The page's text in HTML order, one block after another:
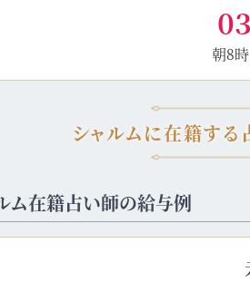
朝8
シャルムに在籍す
ム在籍占い師の給与例